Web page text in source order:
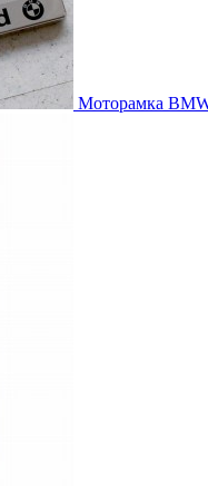
Моторамка